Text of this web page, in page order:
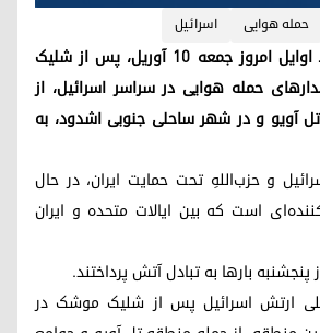
حمله هوایی اسرائیل
اربیل (کوردستان۲۴) ـ اوایل امروز جمعه ۱۰ آوریل، پس از شلیک
حمله هوایی در سراسر اسرائیل، از
آویو و در شهر ساحلی جنوبی اشدود، به
و حزب‌اللهِ تحت حمایت ایران، در حال
است که بین ایالات متحده و ایران
پنجشنبه بارها به تبادل آتش پرداختند.
ارتش اسرائیل پس از شلیک موشک در